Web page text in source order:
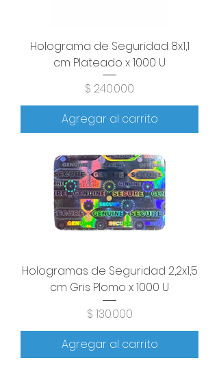
Holograma de Seguridad 8x1,1
cm Plateado x 1000 U
Precio
$ 240.000
Agregar al carrito
Hologramas de Seguridad 2,2x1,5
cm Gris Plomo x 1000 U
Precio
$ 130.000
Agregar al carrito